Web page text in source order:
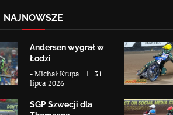
NAJNOWSZE
Andersen wygrał w
Łodzi
-Michał Krupa
31
lipca 2026
SGP Szwecji dla